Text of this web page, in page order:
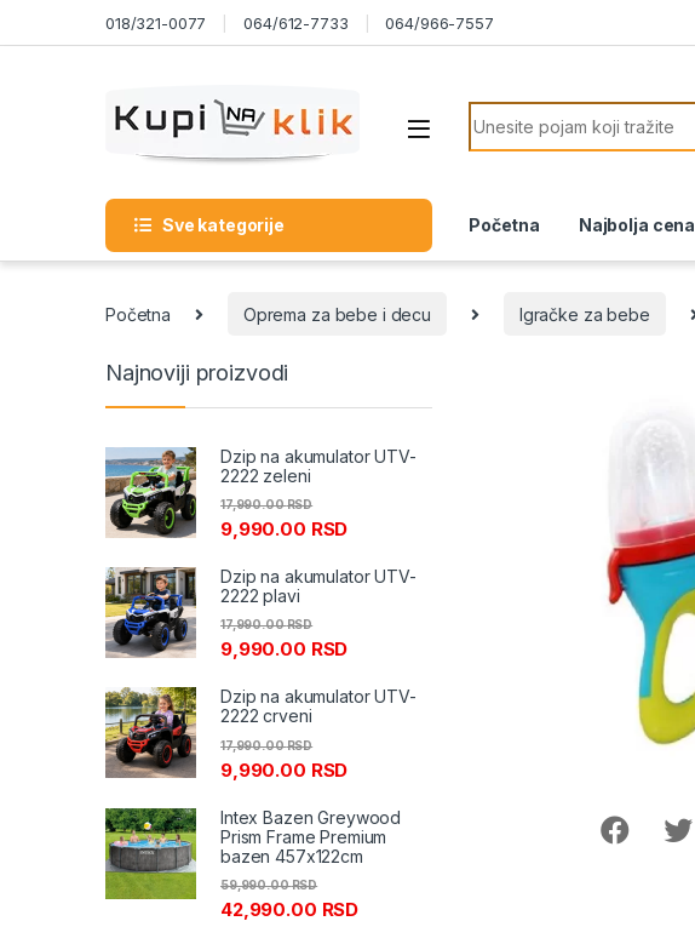
Skip to navigation018/321-0077 064/612-7733 064/966-7557
Search for:
Sve kategorije Početna Najbolja cena
Početna Oprema za bebe i decu Igračke za bebe
Najnoviji proizvodi
Dzip na akumulator UTV-
2222 zeleni
9,990.00 RSD
17,990.00RSD
Dzip na akumulator UTV-
2222 plavi
9,990.00 RSD
17,990.00RSD
Dzip na akumulator UTV-
2222 crveni
9,990.00 RSD
17,990.00RSD
Intex Bazen Greywood
Prism Frame Premium
bazen 457x122cm
42,990.00 RSD
59,990.00RSD